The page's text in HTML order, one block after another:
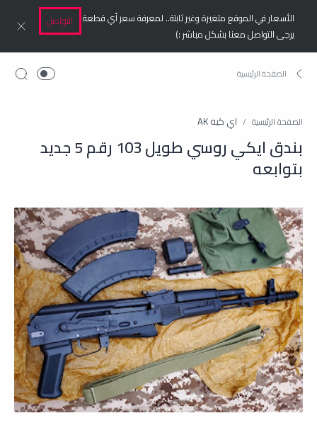
الأسعار في الموقع متغيرة وغير ثابتة.. لمعرفة سعر أي قطعة
يرجى التواصل معنا بشكل مباشر :)
التواصل
الصفحة الرئيسية اي كيه AK
بندق ايكي روسي طويل 103 رقم 5 جديد
بتوابعه